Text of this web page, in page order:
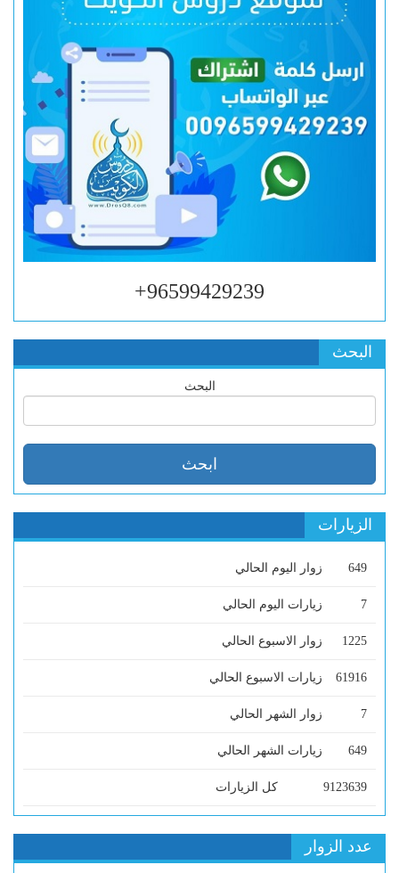
96599429239+
البحث
البحث
الزيارات
649 زوار اليوم الحالي
7 زيارات اليوم الحالي
1225 زوار الاسبوع الحالي
61916 زيارات الاسبوع الحالي
7 زوار الشهر الحالي
649 زيارات الشهر الحالي
9123639 كل الزيارات
عدد الزوار